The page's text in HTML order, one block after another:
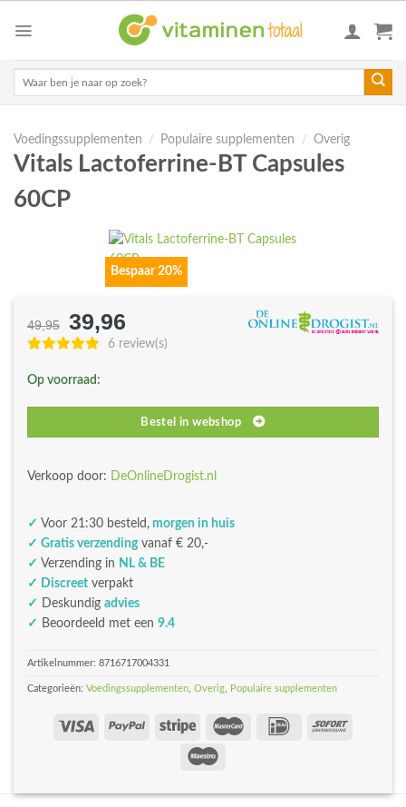
Voedingssupplementen / Populaire supplementen / Overig
Vitals Lactoferrine-BT Capsules
60CP
Bespaar 20%
49,95
Oorspronkelijke
prijs
€49,95.
39,96
prijs
6 review(s)
Op voorraad:
Bestel in webshop
Verkoop door: DeOnlineDrogist.nl
✓ Voor 21:30 besteld, morgen in huis
✓ Gratis verzendingvanaf € 20,-
✓ Verzending in NL & BE
✓ Discreet verpakt
✓
Deskundig advies
✓ Beoordeeld met een 9.4
Artikelnummer: 8716717004331
Categorieën: Voedingssupplementen Overig Populaire supplementen